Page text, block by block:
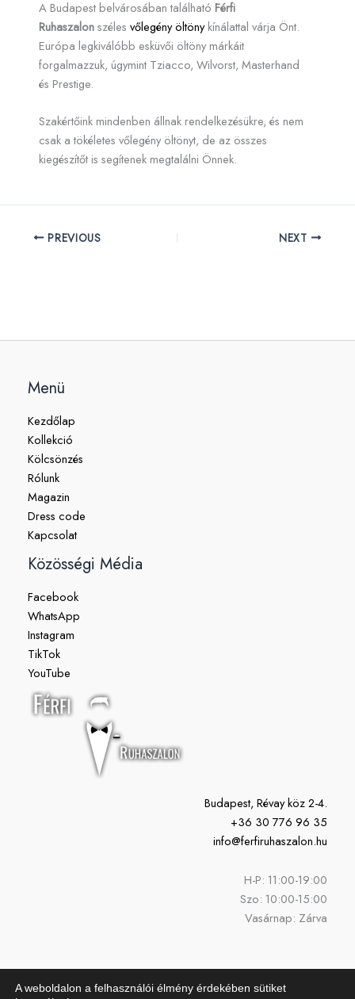
A Budapest belvárosában található Férfi
Ruhaszalonszéles vőlegény öltönykínálattal várja Önt.
Európa legkiválóbb esküvői öltöny márkáit
forgalmazzuk, úgymint Tziacco, Wilvorst, Masterhand
és Prestige.
Szakértőink mindenben állnak rendelkezésükre, és nem
csak a tökéletes vőlegény öltönyt, de az összes
kiegészítőt is segítenek megtalálni Önnek.
PREVIOUS NEXT
Menü
Kezdőlap
Kollekció
Kölcsönzés
Rólunk
Magazin
Dress code
Kapcsolat
Közösségi Média
Facebook
WhatsApp
Instagram
TikTok
YouTube
Budapest, Révay köz 2-4.
+36 30 776 96 35
info@ferfiruhaszalon.hu
H-P: 11:00-19:00
Szo: 10:00-15:00
Vasárnap: Zárva
A weboldalon a felhasználói élmény érdekében sütiket